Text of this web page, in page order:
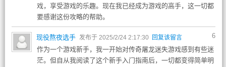
戏，享受游戏的乐趣。现在我已经成为游戏的高手，这一切都
要感谢这份攻略的帮助。
6
现役熬夜选手 发布于 2025/2/24 2:17:30 回复该留言
作为一个游戏新手，我一开始对传奇屠龙迷失游戏感到有些迷
茫。但自从我阅读了这个新手入门指南后，一切都变得简单明